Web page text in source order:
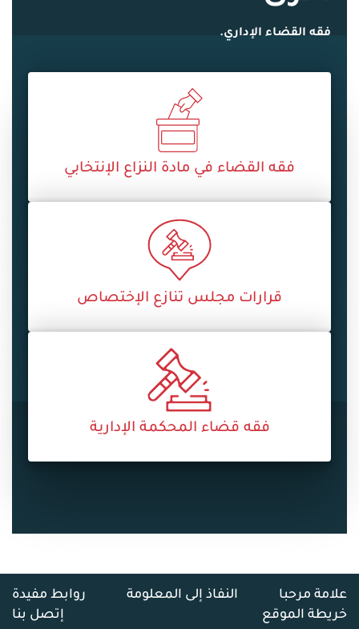
فقه القضاء الإداري.
فقه القضاء في مادة النزاع الإنتخابي
قرارات مجلس تنازع الإختصاص
فقه قضاء المحكمة الإدارية
علامة مرحبا النفاذ إلى المعلومة
روابط مفيدة
خريطة الموقع
إتصل بنا